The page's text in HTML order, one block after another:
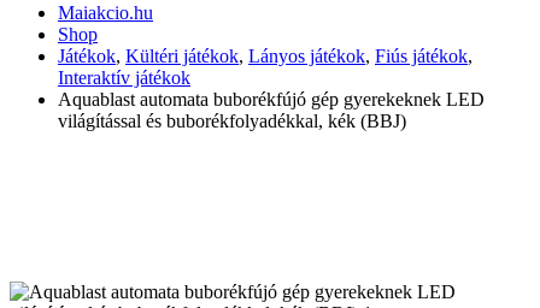
Maiakcio.hu
Shop
Játékok, Kültéri játékok, Lányos játékok, Fiús játékok,
Interaktív játékok
Aquablast automata buborékfújó gép gyerekeknek LED
világítással és buborékfolyadékkal, kék (BBJ)